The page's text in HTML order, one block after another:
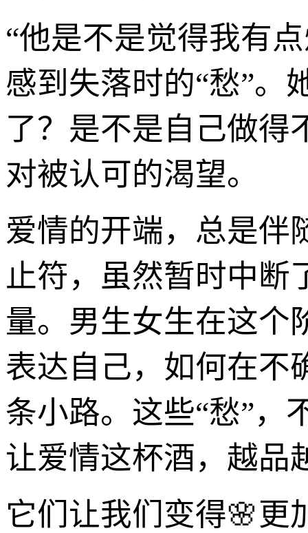
“他是不是觉得我有
感到失落时的“愁”。
了？是不是自己做得
对被认可的渴望。
爱情的开端，总是伴
止符，虽然暂时中断
量。男生女生在这个
表达自己，如何在不
条小路。这些“愁”，
让爱情这杯酒，越品
它们让我们变得🌸更